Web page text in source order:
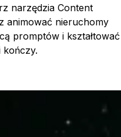
narzędzia Content
animować nieruchomy
promptów i kształtować
kończy.